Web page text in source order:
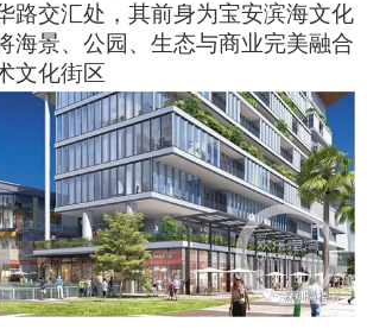
路交汇处，其前身为宝安滨海文化
海景、公园、生态与商业完美融合
文化街区